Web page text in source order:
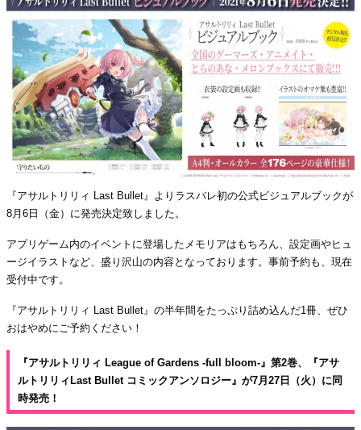
『アサルトリリィ Last Bullet』よりラスバレ初の公式ビジュアルブックが
8月6日（金）に発売決定致しました。
アプリゲーム内のイベントに登場したメモリアはもちろん、設定画やヒュ
ージイラストなど、盛り沢山の内容となっております。事前予約も、現在
受付中です。
『アサルトリリィ Last Bullet』の半年間をたっぷり詰め込んだ1冊、ぜひ
おはやめにご予約ください！
『アサルトリリィ League of Gardens -full bloom-』第2巻、『アサ
ルトリリィLast Bullet コミックアンソロジー』が7月27日（火）に同
時発売！